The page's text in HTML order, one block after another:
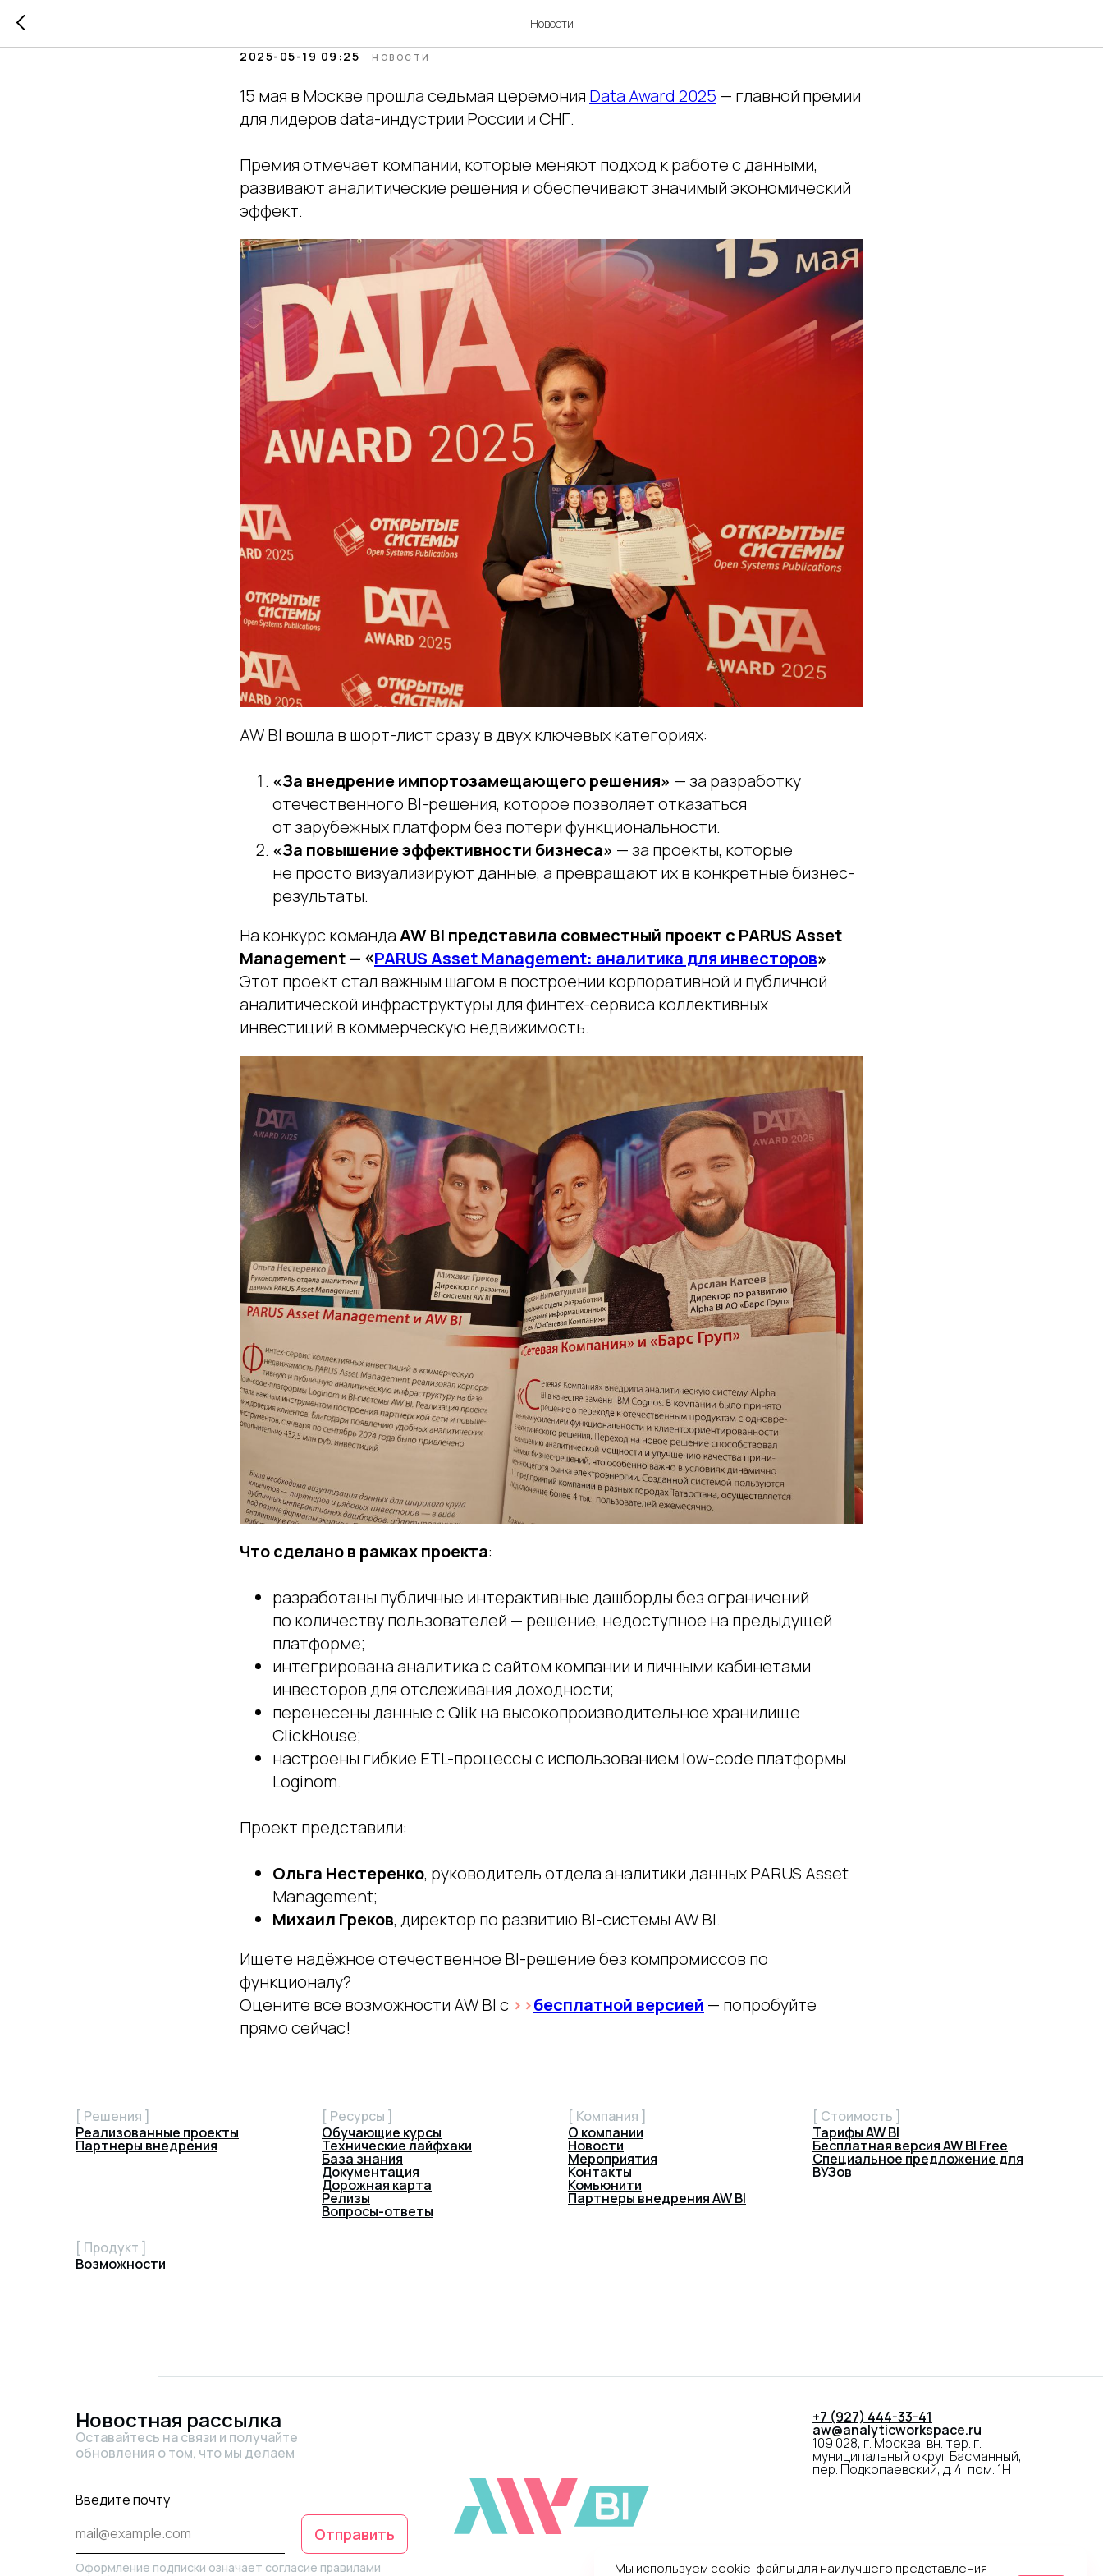
Новости
AW BI — номинант Data Award 2025
2025-05-19 09:25 НОВОСТИ
15 мая в Москве прошла седьмая церемония Data Award 2025 — главной премии
для лидеров data-индустрии России и СНГ.
Премия отмечает компании, которые меняют подход к работе с данными,
развивают аналитические решения и обеспечивают значимый экономический
эффект.
AW BI вошла в шорт-лист сразу в двух ключевых категориях:
«За внедрение импортозамещающего решения» — за разработку
отечественного BI-решения, которое позволяет отказаться
от зарубежных платформ без потери функциональности.
«За повышение эффективности бизнеса» — за проекты, которые
не просто визуализируют данные, а превращают их в конкретные бизнес-
результаты.
На конкурс командаAW BI представила совместный проект с PARUS Asset
Management — «PARUS Asset Management: аналитика для инвесторов».
Этот проект стал важным шагом в построении корпоративной и публичной
аналитической инфраструктуры для финтех-сервиса коллективных
инвестиций в коммерческую недвижимость.
Что сделано в рамках проекта:
разработаны публичные интерактивные дашборды без ограничений
по количеству пользователей — решение, недоступное на предыдущей
платформе;
интегрирована аналитика с сайтом компании и личными кабинетами
инвесторов для отслеживания доходности;
перенесены данные с Qlik на высокопроизводительное хранилище
ClickHouse;
настроены гибкие ETL-процессы с использованием low-code платформы
Loginom.
Проект представили:
Ольга Нестеренко, руководитель отдела аналитики данных PARUS Asset
Management;
Михаил Греков, директор по развитию BI-системы AW BI.
Ищете надёжное отечественное BI-решение без компромиссов по
функционалу?
Оцените все возможности AW BI с >>бесплатной версией — попробуйте
прямо сейчас!
[ Стоимость ]
Тарифы AW BI
Бесплатная версия AW BI Free
Специальное предложение для
ВУЗов
[ Компания ]
О компании
Новости
Мероприятия
Контакты
Комьюнити
Партнеры внедрения AW BI
[ Ресурсы ]
Обучающие курсы
Технические лайфхаки
База знания
Документация
Дорожная карта
Релизы
Вопросы-ответы
[ Продукт ]
Возможности
[ Решения ]
Реализованные проекты
Партнеры внедрения
+7 (927) 444-33-41
aw@analyticworkspace.ru
109 028, г. Москва, вн. тер. г.
муниципальный округ Басманный,
пер. Подкопаевский, д. 4, пом. 1Н
Новостная рассылка
Оставайтесь на связи и получайте
обновления о том, что мы делаем
Введите почту
Отправить
Оформление подписки означает согласие правилами
Мы используем cookie-файлы для наилучшего представления